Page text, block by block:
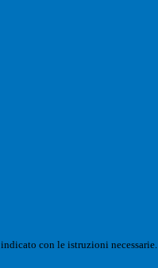
con le istruzioni necessarie.